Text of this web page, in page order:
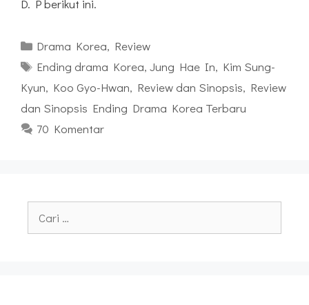
D. P berikut ini.
Kategori
Drama Korea, Review
Tag
Ending drama Korea,Jung Hae In, Kim Sung-
Kyun, Koo Gyo-Hwan, Review dan Sinopsis, Review
dan Sinopsis Ending Drama Korea Terbaru
70 Komentar
untuk: